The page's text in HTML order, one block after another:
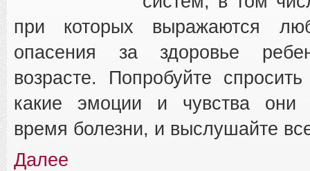
при которых выражаются
опасения за здоровье
возрасте. Попробуйте
какие эмоции и чувства они
время болезни, и выслушайте
Далее